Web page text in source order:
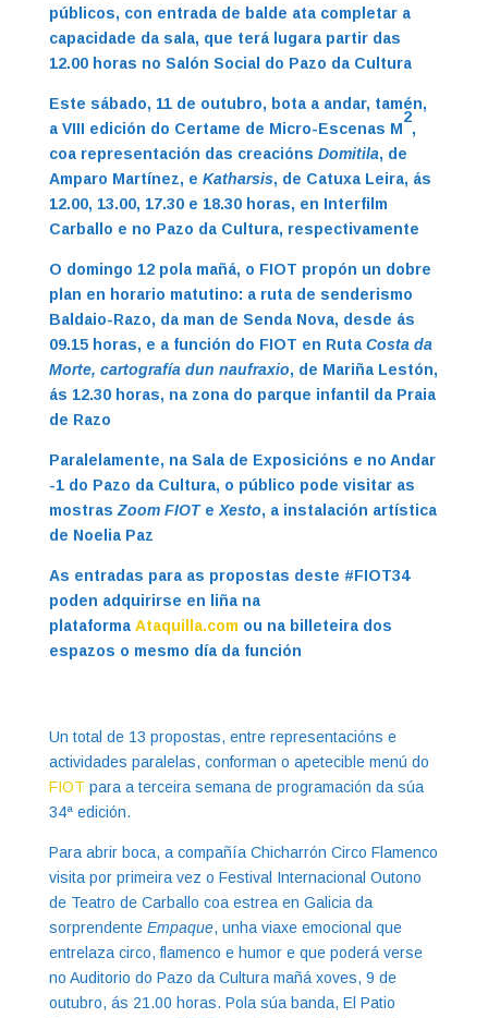
públicos, con entrada de balde ata completar a
capacidade da sala, que terá lugara partir das
12.00 horas no Salón Social do Pazo da Cultura
Este sábado, 11 de outubro, bota a andar, tamén,
a VIII edición do Certame de Micro-Escenas M
2
,
coa representación das creacións Domitila, de
Amparo Martínez, e Katharsis, de Catuxa Leira, ás
12.00, 13.00, 17.30 e 18.30 horas, en Interfilm
Carballo e no Pazo da Cultura, respectivamente
O domingo 12 pola mañá, o FIOT propón un dobre
plan en horario matutino: a ruta de senderismo
Baldaio-Razo, da man de Senda Nova, desde ás
09.15 horas, e a función do FIOT en Ruta Costa da
Morte, cartografía dun naufraxio, de Mariña Lestón,
ás 12.30 horas, na zona do parque infantil da Praia
de Razo
Paralelamente, na Sala de Exposicións e no Andar
-1 do Pazo da Cultura, o público pode visitar as
mostras Zoom FIOTe Xesto, a instalación artística
de Noelia Paz
As entradas para as propostas deste #FIOT34
poden adquirirse en liña na
plataforma Ataquilla.com ou na billeteira dos
espazos o mesmo día da función
Un total de 13 propostas, entre representacións e
actividades paralelas, conforman o apetecible menú do
FIOT para a terceira semana de programación da súa
34ª edición.
Para abrir boca, a compañía Chicharrón Circo Flamenco
visita por primeira vez o Festival Internacional Outono
de Teatro de Carballo coa estrea en Galicia da
sorprendente Empaque, unha viaxe emocional que
entrelaza circo, flamenco e humor e que poderá verse
no Auditorio do Pazo da Cultura mañá xoves, 9 de
outubro, ás 21.00 horas. Pola súa banda, El Patio